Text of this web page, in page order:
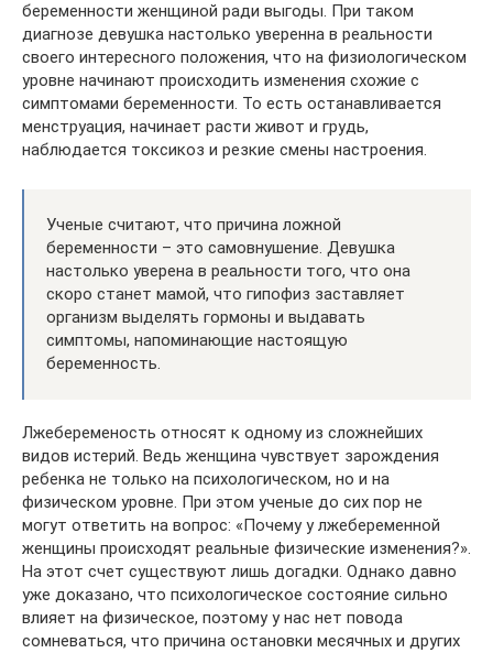
беременности женщиной ради выгоды. При таком
диагнозе девушка настолько уверенна в реальности
своего интересного положения, что на физиологическом
уровне начинают происходить изменения схожие с
симптомами беременности. То есть останавливается
менструация, начинает расти живот и грудь,
наблюдается токсикоз и резкие смены настроения.
Ученые считают, что причина ложной
беременности – это самовнушение. Девушка
настолько уверена в реальности того, что она
скоро станет мамой, что гипофиз заставляет
организм выделять гормоны и выдавать
симптомы, напоминающие настоящую
беременность.
Лжебеременость относят к одному из сложнейших
видов истерий. Ведь женщина чувствует зарождения
ребенка не только на психологическом, но и на
физическом уровне. При этом ученые до сих пор не
могут ответить на вопрос: «Почему у лжебеременной
женщины происходят реальные физические изменения?».
На этот счет существуют лишь догадки. Однако давно
уже доказано, что психологическое состояние сильно
влияет на физическое, поэтому у нас нет повода
сомневаться, что причина остановки месячных и других